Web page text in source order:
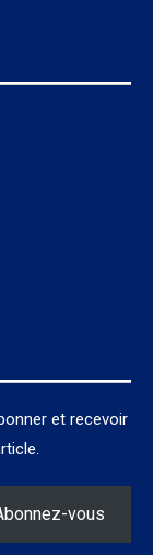
et recevoir
vous